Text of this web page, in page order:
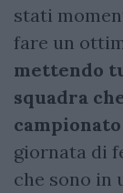
stati
fare un
mettendo
squadra
giornata di
che sono in